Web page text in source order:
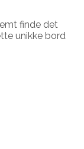
finde det
unikke bord